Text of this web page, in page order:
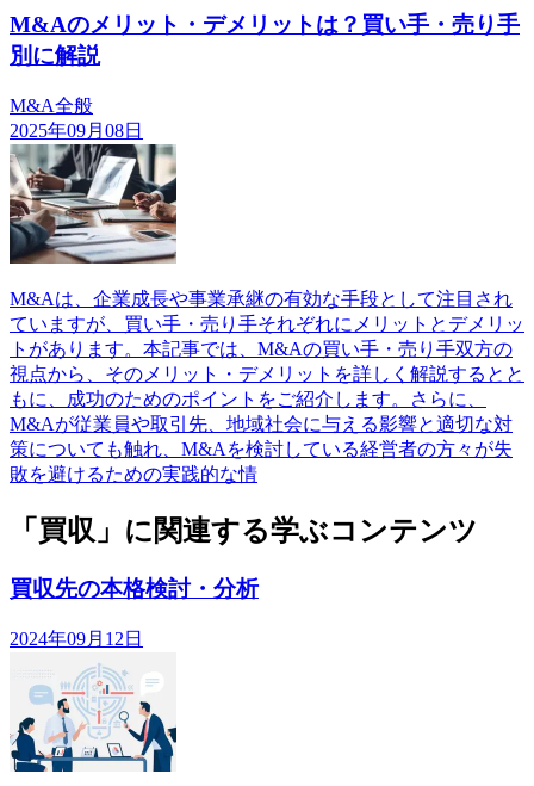
M&Aのメリット・デメリットは？買い手・売り手
別に解説
M&A全般
2025年09月08日
M&Aは、企業成長や事業承継の有効な手段として注目され
ていますが、買い手・売り手それぞれにメリットとデメリッ
トがあります。本記事では、M&Aの買い手・売り手双方の
視点から、そのメリット・デメリットを詳しく解説するとと
もに、成功のためのポイントをご紹介します。さらに、
M&Aが従業員や取引先、地域社会に与える影響と適切な対
策についても触れ、M&Aを検討している経営者の方々が失
敗を避けるための実践的な情
「買収」に関連する学ぶコンテンツ
買収先の本格検討・分析
2024年09月12日